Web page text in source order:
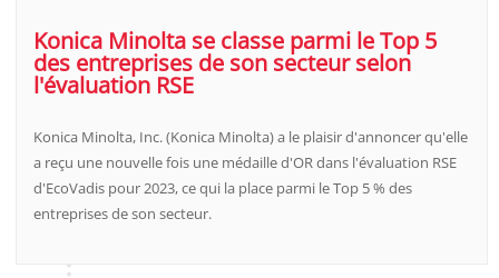
Konica Minolta se classe parmi le Top 5
des entreprises de son secteur selon
l'évaluation RSE
Konica Minolta, Inc. (Konica Minolta) a le plaisir d'annoncer qu'elle
a reçu une nouvelle fois une médaille d'OR dans l'évaluation RSE
d'EcoVadis pour 2023, ce qui la place parmi le Top 5 % des
entreprises de son secteur.